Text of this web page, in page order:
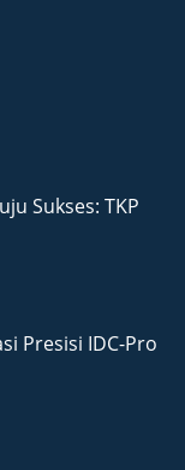
Sukses: TKP
Presisi IDC-Pro